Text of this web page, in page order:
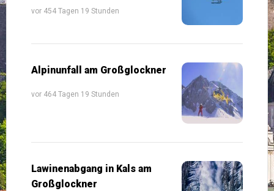
vor 454 Tagen 19 Stunden
Alpinunfall am Großglockner
vor 464 Tagen 19 Stunden
Lawinenabgang in Kals am
Großglockner